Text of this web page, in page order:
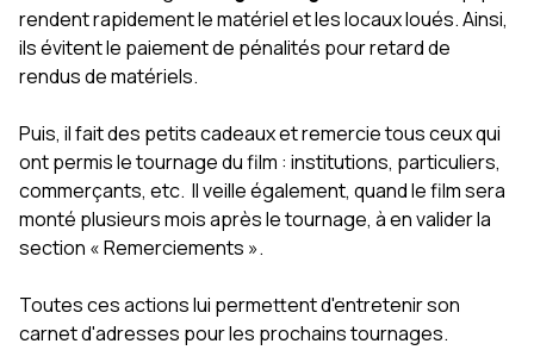
rendent rapidement le matériel et les locaux loués. Ainsi,
ils évitent le paiement de pénalités pour retard de
rendus de matériels.
Puis, il fait des petits cadeaux et remercie tous ceux qui
ont permis le tournage du film : institutions, particuliers,
commerçants, etc. Il veille également, quand le film sera
monté plusieurs mois après le tournage, à en valider la
section « Remerciements ».
Toutes ces actions lui permettent d'entretenir son
carnet d'adresses pour les prochains tournages.